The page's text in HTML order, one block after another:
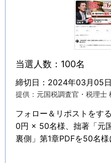
当選人数：100名
締切日：2024年03月05日
提供：元国税調査官・税理士
フォロー＆リポストをす
0円 × 50名様、拙著「元
裏側」第1章PDFを50名様